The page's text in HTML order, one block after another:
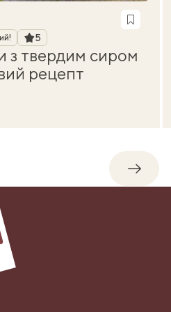
Рейтинг
5
з твердим сиром
рецепт